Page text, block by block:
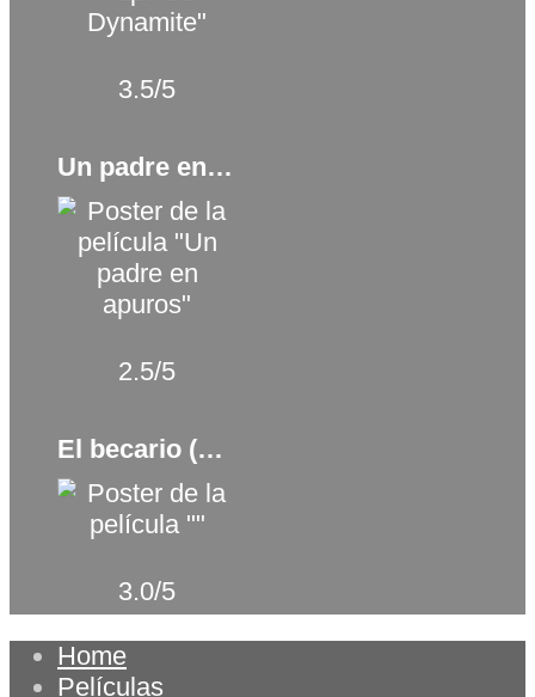
3.5/5
Un padre en apuros (1996)
2.5/5
El becario (2015)
3.0/5
Home
Películas